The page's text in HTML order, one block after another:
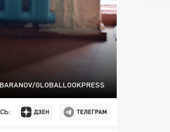
GLOBALLOOKPRESS